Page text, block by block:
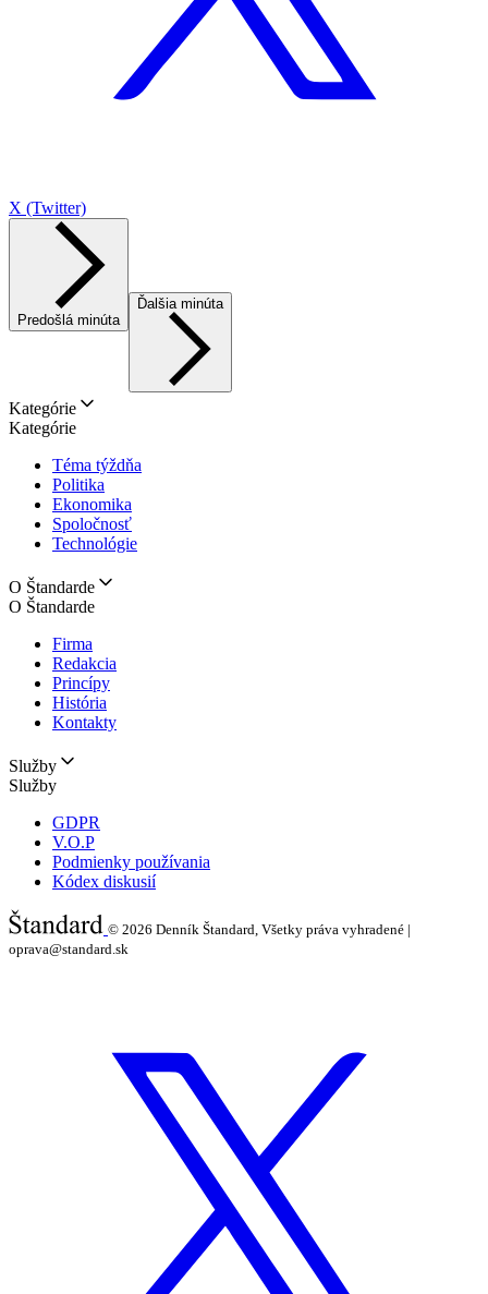
X (Twitter)
Predošlá minúta
Ďalšia minúta
Kategórie
Kategórie
Téma týždňa
Politika
Ekonomika
Spoločnosť
Technológie
O Štandarde
O Štandarde
Firma
Redakcia
Princípy
História
Kontakty
Služby
Služby
GDPR
V.O.P
Podmienky používania
Kódex diskusií
© 2026 Denník Štandard, Všetky práva vyhradené |
oprava@standard.sk